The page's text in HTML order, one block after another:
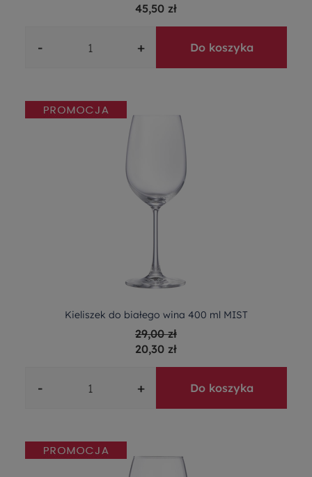
45,50 zł
- + Do koszyka
Kieliszek do białego wina 400 ml MIST
29,00 zł
20,30 zł
- + Do koszyka